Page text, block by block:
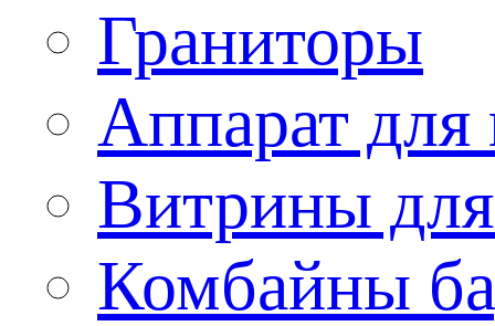
Граниторы
Аппарат для
Витрины
Комбайны